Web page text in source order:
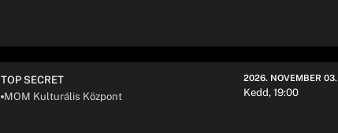
TOP SECRET
MOM Kulturális Központ
2026. NOVEMBER 03.
Kedd, 19:00